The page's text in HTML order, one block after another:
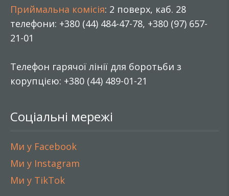
Приймальна комісія: 2 поверх, каб. 28
телефони: +380 (44) 484-47-78, +380 (97) 657-
21-01
Телефон гарячої лінії для боротьби з
корупцією: +380 (44) 489-01-21
Соціальні мережі
Ми у Facebook
Ми у Instagram
Ми у TikTok